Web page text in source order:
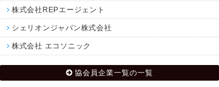
株式会社REPエージェント
シェリオンジャパン株式会社
株式会社 エコソニック
協会員企業一覧の一覧